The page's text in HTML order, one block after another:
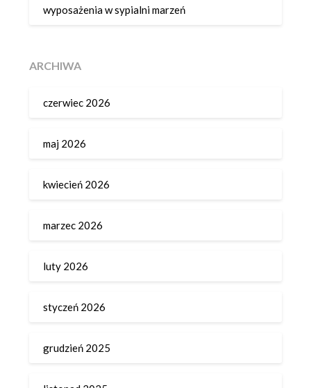
wyposażenia w sypialni marzeń
ARCHIWA
czerwiec 2026
maj 2026
kwiecień 2026
marzec 2026
luty 2026
styczeń 2026
grudzień 2025